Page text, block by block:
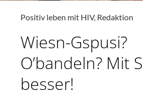
Positiv leben mit HIV, Redaktion
Wiesn-Gspusi?
O’bandeln? Mit
besser!